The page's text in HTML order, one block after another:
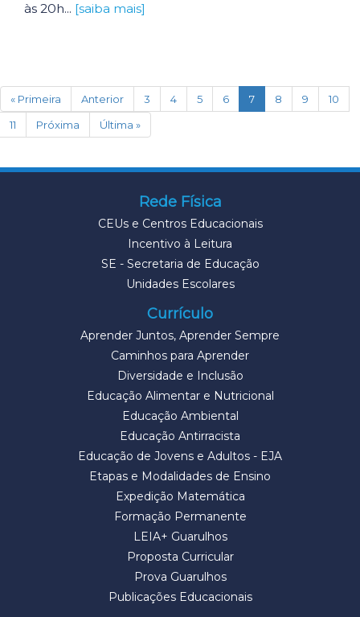
às 20h... [saiba mais]
« Primeira Anterior 3 4 5 6 7(current)
8 9
10
11
Próxima Última »
Rede Física
CEUs e Centros Educacionais
Incentivo à Leitura
SE - Secretaria de Educação
Unidades Escolares
Currículo
Aprender Juntos, Aprender Sempre
Caminhos para Aprender
Diversidade e Inclusão
Educação Alimentar e Nutricional
Educação Ambiental
Educação Antirracista
Educação de Jovens e Adultos - EJA
Etapas e Modalidades de Ensino
Expedição Matemática
Formação Permanente
LEIA+ Guarulhos
Proposta Curricular
Prova Guarulhos
Publicações Educacionais